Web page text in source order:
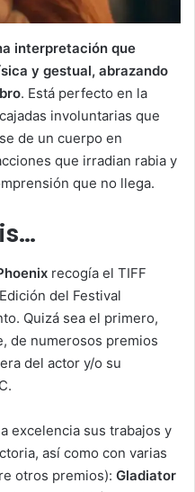
interpretación que
y gestual, abrazando
. Está perfecto en la
involuntarias que
de un cuerpo en
que irradian rabia y
que no llega.
recogía el TIFF
del Festival
Quizá sea el primero,
de numerosos premios
del actor y/o su
excelencia sus trabajos y
así como con varias
otros premios): Gladiator